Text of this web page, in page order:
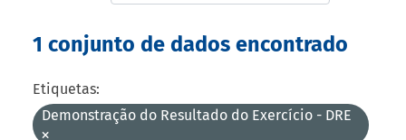
1 conjunto de dados encontrado
Etiquetas:
Demonstração do Resultado do Exercício - DRE